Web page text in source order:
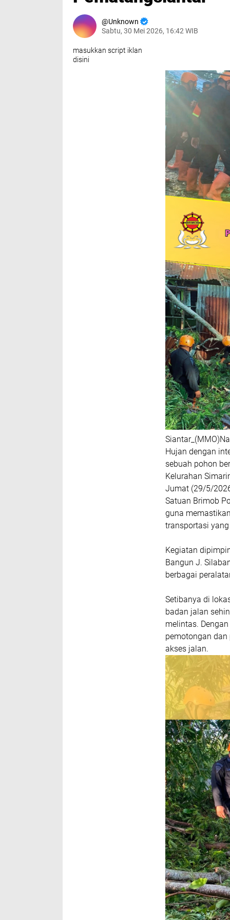
Unknown
Sabtu, 30 Mei 2026, 16:42 WIB
masukkan script iklan
disini
Hujan dengan
sebuah pohon
Kelurahan
Jumat (29/5/
Satuan Brimob
guna
transportasi
Kegiatan
Bangun J.
berbagai
Setibanya di
badan jalan
melintas.
pemotongan
akses jalan.